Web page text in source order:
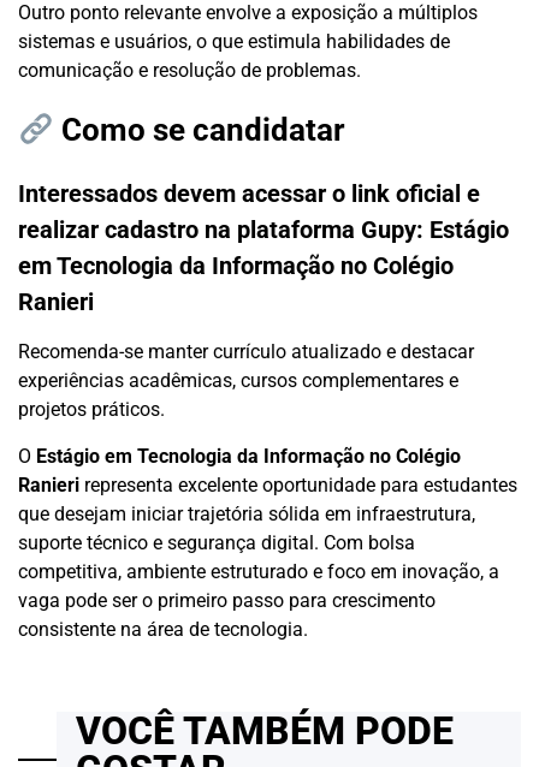
Outro ponto relevante envolve a exposição a múltiplos
sistemas e usuários, o que estimula habilidades de
comunicação e resolução de problemas.
Como se candidatar
Interessados devem acessar o link oficial e
realizar cadastro na plataforma Gupy: Estágio
em Tecnologia da Informação no Colégio
Ranieri
Recomenda-se manter currículo atualizado e destacar
experiências acadêmicas, cursos complementares e
projetos práticos.
O Estágio em Tecnologia da Informação no Colégio
Ranieri representa excelente oportunidade para estudantes
que desejam iniciar trajetória sólida em infraestrutura,
suporte técnico e segurança digital. Com bolsa
competitiva, ambiente estruturado e foco em inovação, a
vaga pode ser o primeiro passo para crescimento
consistente na área de tecnologia.
VOCÊ TAMBÉM PODE